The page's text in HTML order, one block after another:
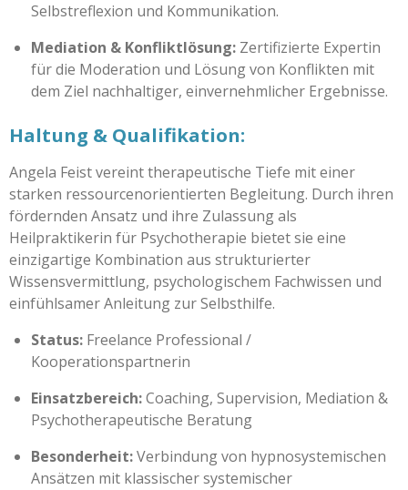
Selbstreflexion und Kommunikation.
Mediation & Konfliktlösung: Zertifizierte Expertin
für die Moderation und Lösung von Konflikten mit
dem Ziel nachhaltiger, einvernehmlicher Ergebnisse.
Haltung & Qualifikation:
Angela Feist vereint therapeutische Tiefe mit einer
starken ressourcenorientierten Begleitung. Durch ihren
fördernden Ansatz und ihre Zulassung als
Heilpraktikerin für Psychotherapie bietet sie eine
einzigartige Kombination aus strukturierter
Wissensvermittlung, psychologischem Fachwissen und
einfühlsamer Anleitung zur Selbsthilfe.
Status: Freelance Professional /
Kooperationspartnerin
Einsatzbereich:Coaching, Supervision, Mediation &
Psychotherapeutische Beratung
Besonderheit:Verbindung von hypnosystemischen
Ansätzen mit klassischer systemischer